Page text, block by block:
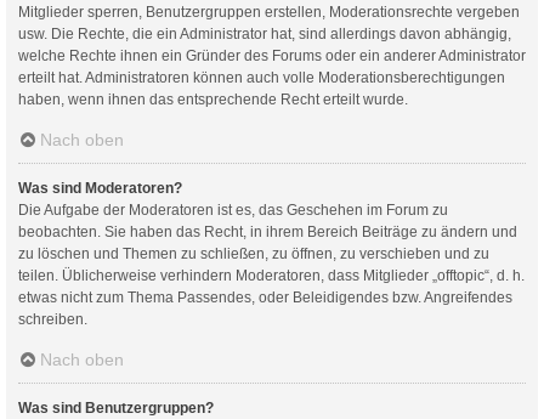
Mitglieder sperren, Benutzergruppen erstellen, Moderationsrechte vergeben
usw. Die Rechte, die ein Administrator hat, sind allerdings davon abhängig,
welche Rechte ihnen ein Gründer des Forums oder ein anderer Administrator
erteilt hat. Administratoren können auch volle Moderationsberechtigungen
haben, wenn ihnen das entsprechende Recht erteilt wurde.
Nach oben
Was sind Moderatoren?
Die Aufgabe der Moderatoren ist es, das Geschehen im Forum zu
beobachten. Sie haben das Recht, in ihrem Bereich Beiträge zu ändern und
zu löschen und Themen zu schließen, zu öffnen, zu verschieben und zu
teilen. Üblicherweise verhindern Moderatoren, dass Mitglieder „offtopic“, d. h.
etwas nicht zum Thema Passendes, oder Beleidigendes bzw. Angreifendes
schreiben.
Nach oben
Was sind Benutzergruppen?